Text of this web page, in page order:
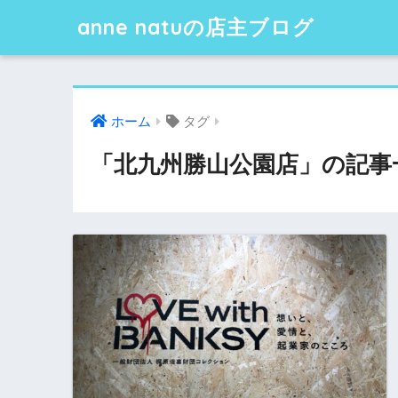
anne natuの店主ブログ
ホーム タグ
「北九州勝山公園店」の記